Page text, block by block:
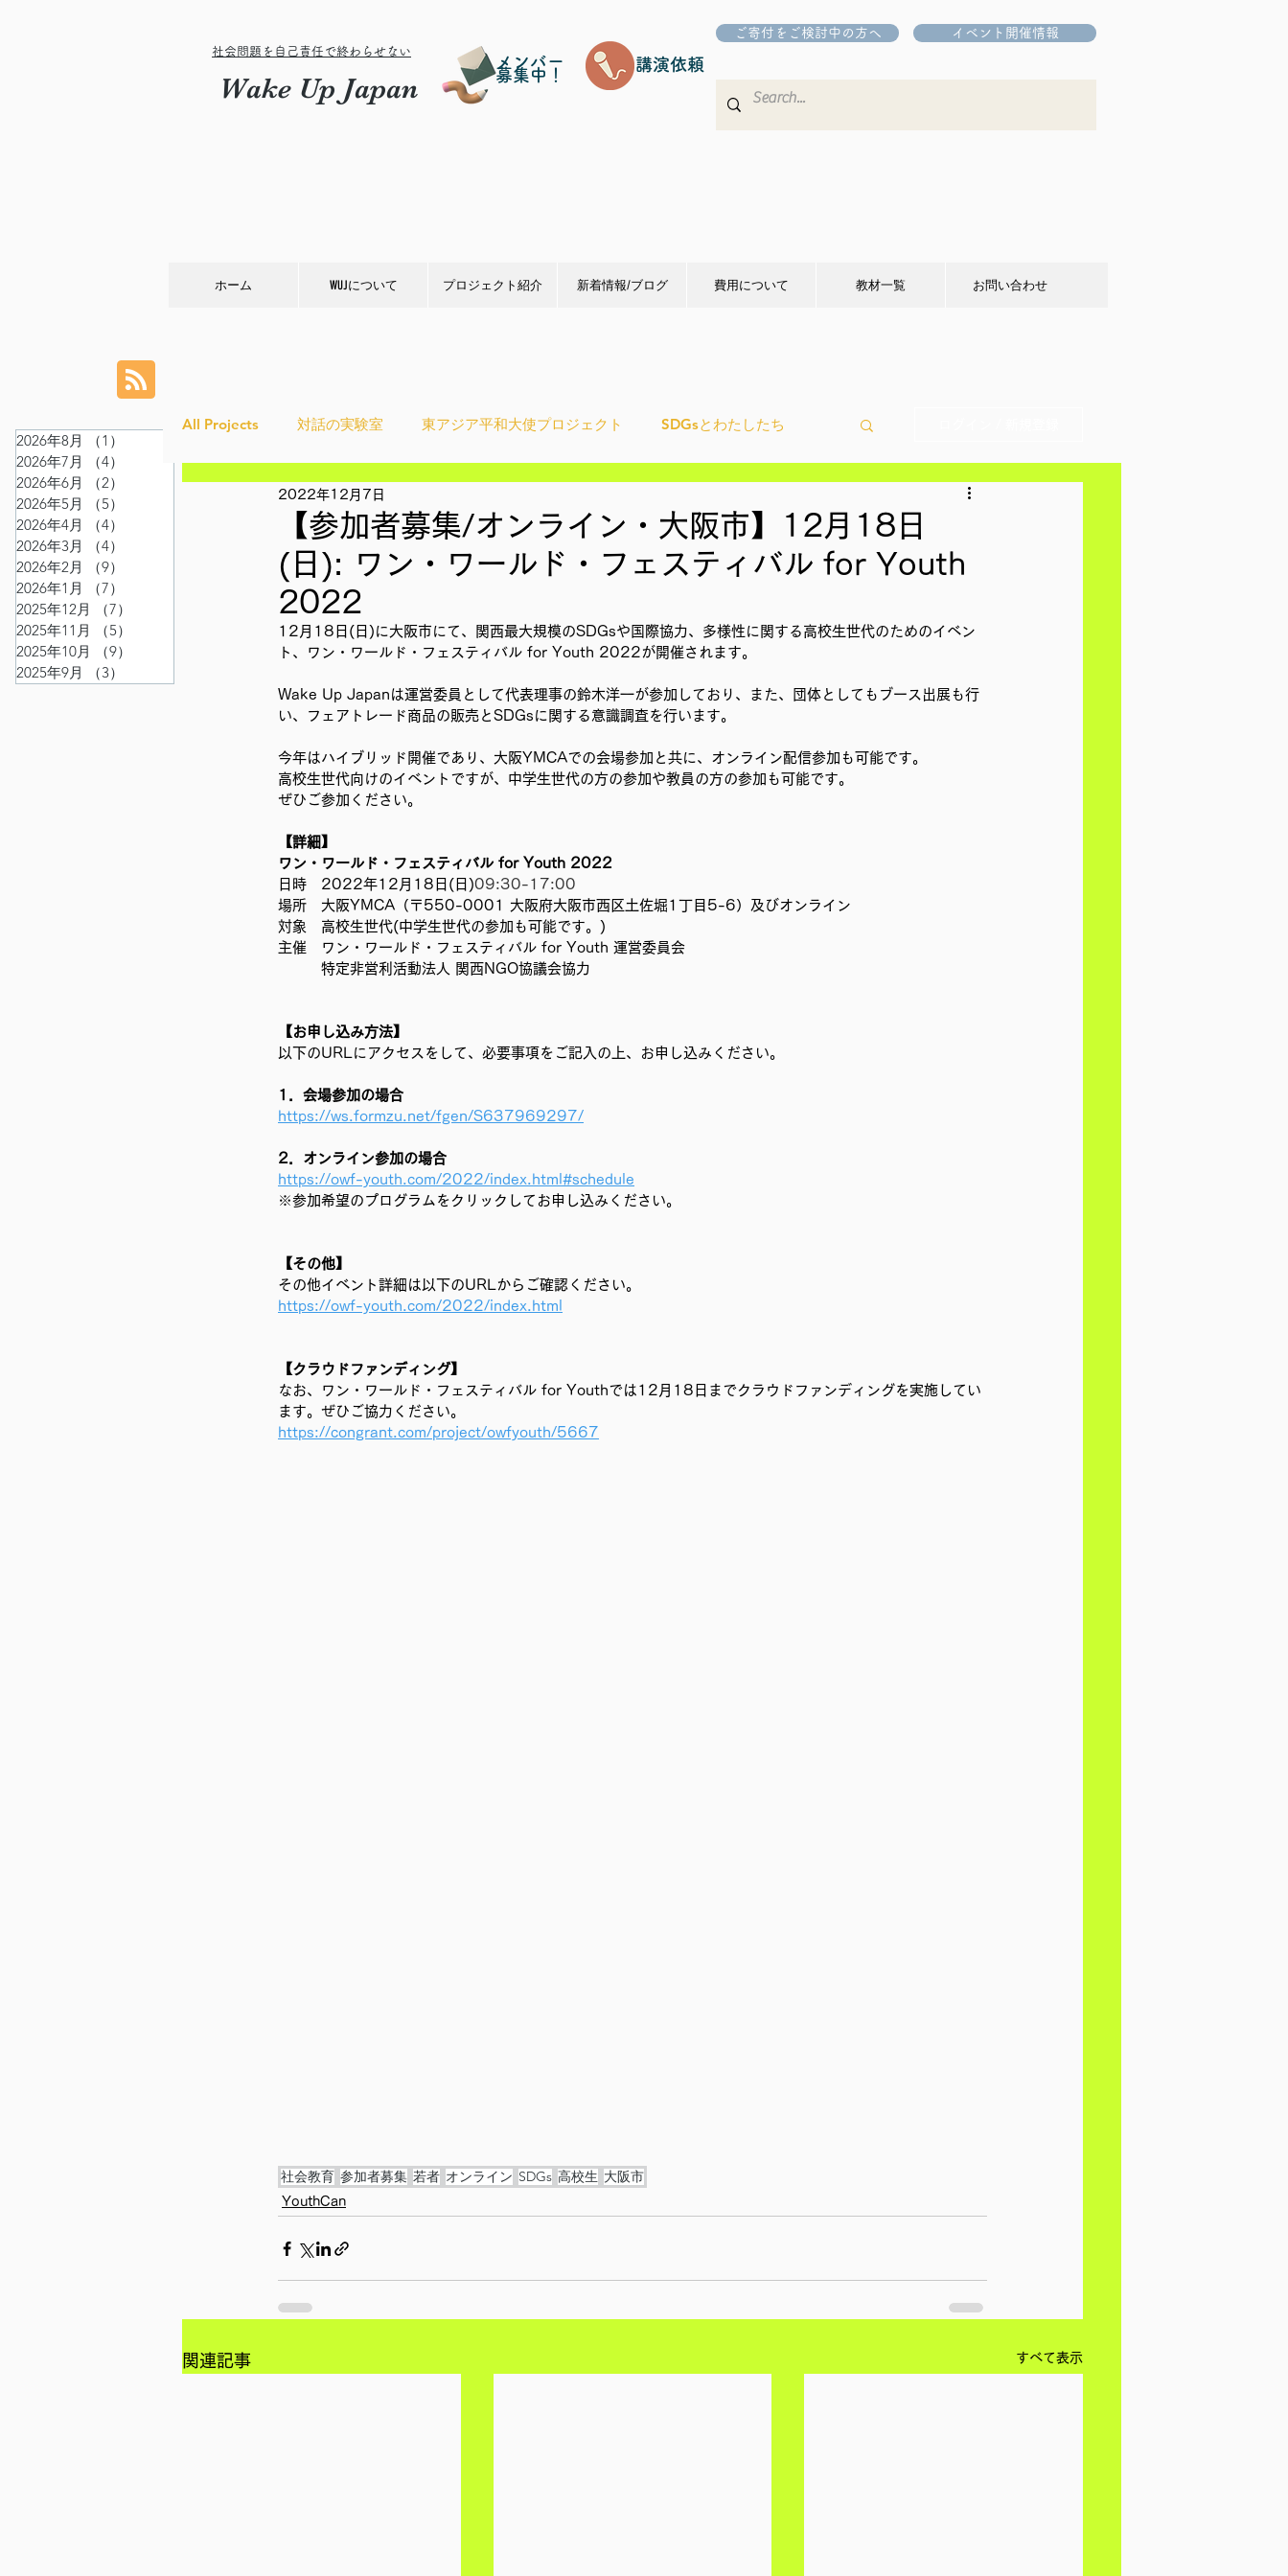
社会問題を自己責任で終わらせない
Wake Up Japan
メンバー
募集中！
講演依頼
ご寄付をご検討中の方へ イベント開催情報
ホーム WUJについて プロジェクト紹介 新着情報/ブログ 費用について 教材一覧 お問い合わせ
2026年8月 （1）
2026年7月
（4）
4件の記事
2026年6月
（2）
2件の記事
2026年5月
（5）
2026年4月
（4）
2026年3月
（4）
2026年2月
（9）
2026年1月
（7）
2025年12月
（7）
2025年11月
（5）
2025年10月
（9）
2025年9月
（3）
All Projects 対話の実験室 東アジア平和大使プロジェクト SDGsとわたしたち
Ethical＆Sustainably
IMPACT Japan studytour YouthCan CHANGE 社会を変えるムーブメント
かなさうちなー セルフケアプロジェクト 教材開発
国際会議 現地調査訪問
移民難民と共に生きる社会を育むプロジェクト 事務局/理事会
【参加者募集/オンライン・大阪市】12月18日
(日): ワン・ワールド・フェスティバル for Youth
2022
2022年12月7日
12月18日(日)に大阪市にて、関西最大規模のSDGsや国際協力、多様性に関する高校生世代のためのイベン
ト、ワン・ワールド・フェスティバル for Youth 2022が開催されます。
Wake Up Japanは運営委員として代表理事の鈴木洋一が参加しており、また、団体としてもブース出展も行
い、フェアトレード商品の販売とSDGsに関する意識調査を行います。
今年はハイブリッド開催であり、大阪YMCAでの会場参加と共に、オンライン配信参加も可能です。
高校生世代向けのイベントですが、中学生世代の方の参加や教員の方の参加も可能です。
ぜひご参加ください。
【詳細】
ワン・ワールド・フェスティバル for Youth 2022
日時　2022年12月18日(日)09:30-17:00
場所　大阪YMCA（〒550-0001 大阪府大阪市西区土佐堀1丁目5-6）及びオンライン
対象　高校生世代(中学生世代の参加も可能です。)
主催　ワン・ワールド・フェスティバル for Youth 運営委員会
特定非営利活動法人 関西NGO協議会協力
【お申し込み方法】
以下のURLにアクセスをして、必要事項をご記入の上、お申し込みください。
1．会場参加の場合
https://ws.formzu.net/fgen/S637969297/
2．オンライン参加の場合
https://owf-youth.com/2022/index.html#schedule
※参加希望のプログラムをクリックしてお申し込みください。
【その他】
その他イベント詳細は以下のURLからご確認ください。
https://owf-youth.com/2022/index.html
【クラウドファンディング】
なお、ワン・ワールド・フェスティバル for Youthでは12月18日までクラウドファンディングを実施してい
ます。ぜひご協力ください。
https://congrant.com/project/owfyouth/5667
社会教育 参加者募集 若者 オンライン SDGs 高校生 大阪市
YouthCan
関連記事 すべて表示